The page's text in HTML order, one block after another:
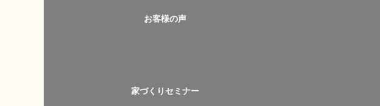
お客様の声
家づくりセミナー